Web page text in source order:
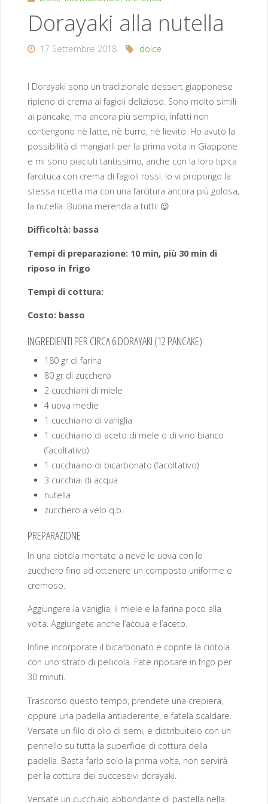
Dorayaki alla nutella
17 Settembre 2018 dolce
I Dorayaki sono un tradizionale dessert giapponese
ripieno di crema ai fagioli delizioso. Sono molto simili
ai pancake, ma ancora più semplici, infatti non
contengono nè latte, nè burro, nè lievito. Ho avuto la
possibilità di mangiarli per la prima volta in Giappone
e mi sono piaciuti tantissimo, anche con la loro tipica
farcituca con crema di fagioli rossi. Io vi propongo la
stessa ricetta ma con una farcitura ancora più golosa,
la nutella. Buona merenda a tutti! 😉
Difficoltà: bassa
Tempi di preparazione: 10 min, più 30 min di
riposo in frigo
Tempi di cottura:
Costo: basso
INGREDIENTI PER CIRCA 6 DORAYAKI (12 PANCAKE)
180 gr di farina
80 gr di zucchero
2 cucchiaini di miele
4 uova medie
1 cucchiaino di vaniglia
1 cucchiaino di aceto di mele o di vino bianco
(facoltativo)
1 cucchiaino di bicarbonato (facoltativo)
3 cucchiai di acqua
nutella
zucchero a velo q.b.
PREPARAZIONE
In una ciotola montate a neve le uova con lo
zucchero fino ad ottenere un composto uniforme e
cremoso.
Aggiungere la vaniglia, il miele e la farina poco alla
volta. Aggiungete anche l’acqua e l’aceto.
Infine incorporate il bicarbonato e coprite la ciotola
con uno strato di pellicola. Fate riposare in frigo per
30 minuti.
Trascorso questo tempo, prendete una crepiera,
oppure una padella antiaderente, e fatela scaldare.
Versate un filo di olio di semi, e distribuitelo con un
pennello su tutta la superficie di cottura della
padella. Basta farlo solo la prima volta, non servirà
per la cottura dei successivi dorayaki.
Versate un cucchiaio abbondante di pastella nella